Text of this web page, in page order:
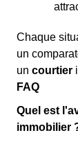
Chaque
un
un courtier
FAQ
Quel est
immobilier